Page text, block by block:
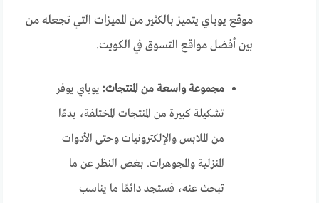
موقع يوباي يتميز بالكثير من المميزات التي تجعله من
بين أفضل مواقع التسوق في الكويت.
مجموعة واسعة من المنتجات: يوباي يوفر
تشكيلة كبيرة من المنتجات المختلفة، بدءًا
من الملابس والإلكترونيات وحتى الأدوات
المنزلية والمجوهرات. بغض النظر عن ما
تبحث عنه، فستجد دائمًا ما يناسب